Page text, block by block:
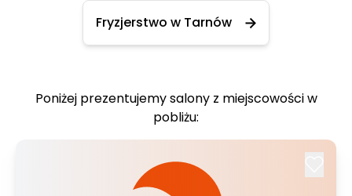
Fryzjerstwo w Tarnów
Poniżej prezentujemy salony z miejscowości w
pobliżu: